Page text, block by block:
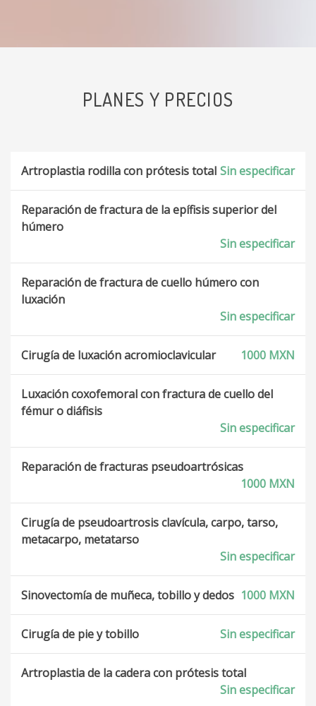
PLANES Y PRECIOS
Artroplastia rodilla con prótesis total Sin especificar
Reparación de fractura de la epífisis superior del
húmero
Sin especificar
Reparación de fractura de cuello húmero con
luxación
Sin especificar
Cirugía de luxación acromioclavicular 1000 MXN
Luxación coxofemoral con fractura de cuello del
fémur o diáfisis
Sin especificar
Reparación de fracturas pseudoartrósicas
1000 MXN
Cirugía de pseudoartrosis clavícula, carpo, tarso,
metacarpo, metatarso
Sin especificar
Sinovectomía de muñeca, tobillo y dedos 1000 MXN
Cirugía de pie y tobillo Sin especificar
Artroplastia de la cadera con prótesis total
Sin especificar